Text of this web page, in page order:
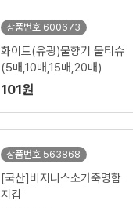
상품번호 600673
화이트(유광)물향기 물티슈
(5매,10매,15매,20매)
101원
상품번호 563868
[국산]비지니스소가죽명함
지갑